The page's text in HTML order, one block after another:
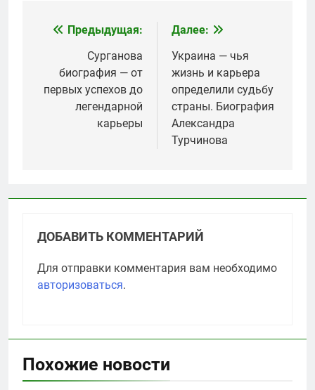
Навигация
записям
Предыдущая:
Сурганова
биография — от
первых успехов до
легендарной
карьеры
Далее:
Украина — чья
жизнь и карьера
определили судьбу
страны. Биография
Александра
Турчинова
ДОБАВИТЬ КОММЕНТАРИЙ
Для отправки комментария вам необходимо
авторизоваться.
Похожие новости